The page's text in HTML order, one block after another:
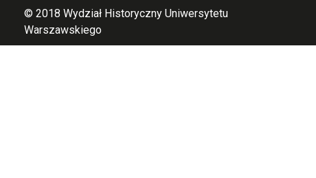
© 2018 Wydział Historyczny Uniwersytetu
Warszawskiego